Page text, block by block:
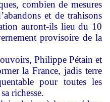
combien de mesures
et de trahisons
auront-ils lieu du 10
provisoire de la
Philippe Pétain et
la France, jadis terre
pour toutes les
richesse.